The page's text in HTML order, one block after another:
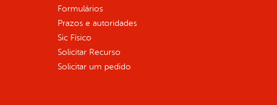
Formulários
Prazos e autoridades
Sic Físico
Solicitar Recurso
Solicitar um pedido